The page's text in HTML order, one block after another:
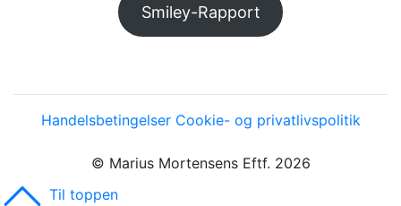
Smiley-Rapport
Handelsbetingelser Cookie- og privatlivspolitik
© Marius Mortensens Eftf. 2026
Til toppen